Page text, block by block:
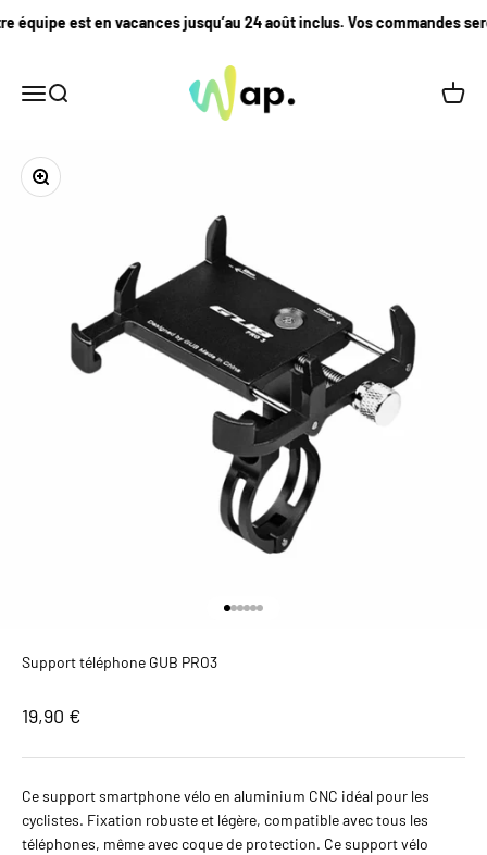
équipe est en vacances jusqu’au 24 août inclus. Vos commandes
MenuRecherche
Les Vélos Wap
Panier
Zoomer sur l'image
Support téléphone GUB PRO3
Prix de vente
19,90 €
Ce support smartphone vélo en aluminium CNC idéal pour les
cyclistes. Fixation robuste et légère, compatible avec tous les
téléphones, même avec coque de protection. Ce support vélo